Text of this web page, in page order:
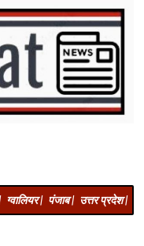
ग्वालियर | पंजाब | उत्तर प्रदेश |